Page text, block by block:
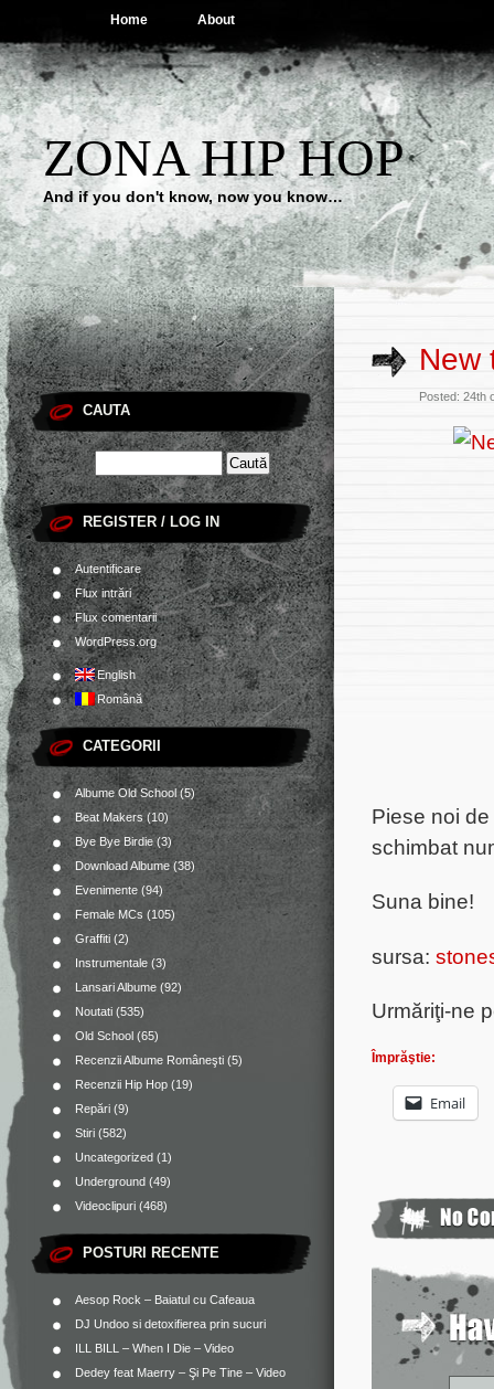
Home About
ZONA HIP HOP
And if you don't know, now you know…
CAUTA
REGISTER / LOG IN
Autentificare
Flux intrări
Flux comentarii
WordPress.org
English
Română
CATEGORII
Albume Old School(5)
Beat Makers(10)
Bye Bye Birdie(3)
Download Albume (38)
Evenimente (94)
Female MCs (105)
Graffiti (2)
Instrumentale (3)
Lansari Albume (92)
Noutati (535)
Old School (65)
Recenzii Albume Româneşti (5)
Recenzii Hip Hop (19)
Repări (9)
Stiri (582)
Uncategorized (1)
Underground (49)
Videoclipuri (468)
POSTURI RECENTE
Aesop Rock – Baiatul cu Cafeaua
DJ Undoo si detoxifierea prin sucuri
ILL BILL – When I Die – Video
Dedey feat Maerry – Şi Pe Tine – Video
New
Posted: 24th
Piese noi
schimbat
Suna bine!
sursa:
Urmăriţi-ne
Împrăştie:
Email